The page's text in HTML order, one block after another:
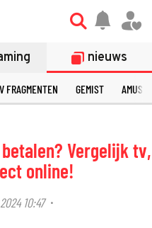
nieuws
FRAGMENTEN GEMIST
Vergelijk tv,
online!
10:47·